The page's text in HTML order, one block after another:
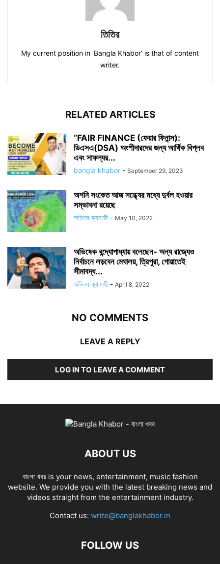
তিতির
My current position in 'Bangla Khabor' is that of content
writer.
RELATED ARTICLES
“FAIR FINANCE (ফেয়ার ফিনান্স):
ডিএসএ(DSA) অংশীদারদের জন্য আর্থিক বিপ্লব
এবং সাফল্যর...
bangla khabor - September 29, 2023
অশনি সংকেত আজ সন্ধ্যের মধ্যে দুর্বল হওয়ার
সম্ভাবনা রয়েছে
অভিনব ব্যানার্জী - May 10, 2022
অভিষেক বন্দ্যোপাধ্যায় বলেছেন- অন্য রাজ্যেও
নির্বাচনে লড়বেন মেঘালয়, ত্রিপুরা, গোয়াতেই
সীমাবদ্ধ...
অভিনব ব্যানার্জী - April 8, 2022
NO COMMENTS
LEAVE A REPLY
LOG IN TO LEAVE A COMMENT
ABOUT US
বাংলা খবর is your news, entertainment, music fashion
website. We provide you with the latest breaking news and
videos straight from the entertainment industry.
Contact us: write@banglakhabor.in
FOLLOW US